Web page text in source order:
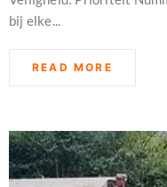
bij elke...
READ MORE